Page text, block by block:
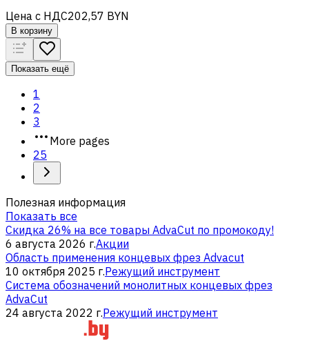
Цена с НДС202,57 BYN
В корзину
Показать ещё
1
2
3
More pages
25
Полезная информация
Показать все
Скидка 26% на все товары AdvaCut по промокоду!
6 августа 2026 г.Акции
Область применения концевых фрез Advacut
10 октября 2025 г.Режущий инструмент
Система обозначений монолитных концевых фрез
AdvaCut
24 августа 2022 г.Режущий инструмент